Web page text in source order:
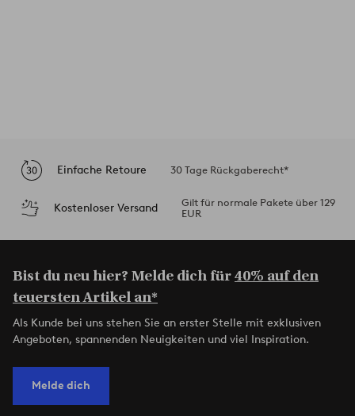
Einfache Retoure 30 Tage Rückgaberecht*
Kostenloser Versand
Gilt für normale Pakete über 129
EUR
Bist du neu hier? Melde dich für40% auf den
teuersten Artikel an*
Als Kunde bei uns stehen Sie an erster Stelle mit exklusiven
Angeboten, spannenden Neuigkeiten und viel Inspiration.
Melde dich